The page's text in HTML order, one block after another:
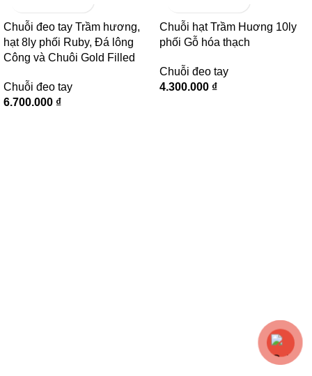
Chuỗi đeo tay Trầm hương,
hạt 8ly phối Ruby, Đá lông
Công và Chuôi Gold Filled
Chuỗi đeo tay
6.700.000 ₫
Chuỗi hạt Trầm Huơng 10ly
phối Gỗ hóa thạch
Chuỗi đeo tay
4.300.000 ₫